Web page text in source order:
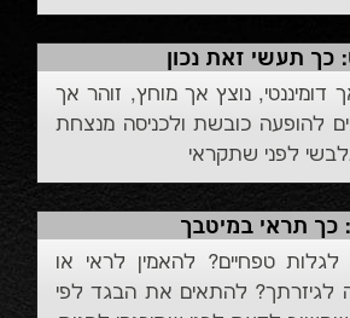
תעשי זאת נכון
דומיננטי, נוצץ אך מוחץ, זוהר אך
להופעה כובשת ולכניסה מנצחת
לפני שתקראי
כך תראי במיטבך
טפחיים? להאמין לראי או
לגיזרתך? להתאים את הבגד לפי